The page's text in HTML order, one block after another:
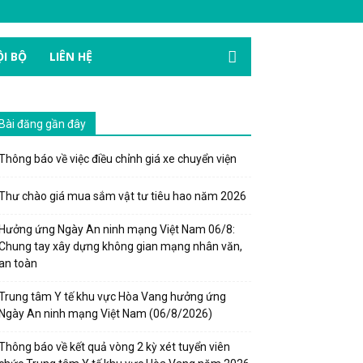
BỘ LIÊN HỆ
Bài đăng gần đây
báo về việc điều chỉnh giá xe chuyển viện
chào giá mua sắm vật tư tiêu hao năm 2026
Hưởng ứng Ngày An ninh mạng Việt Nam 06/8:
tay xây dựng không gian mạng nhân văn,
toàn
tâm Y tế khu vực Hòa Vang hưởng ứng
Ngày An ninh mạng Việt Nam (06/8/2026)
báo về kết quả vòng 2 kỳ xét tuyển viên